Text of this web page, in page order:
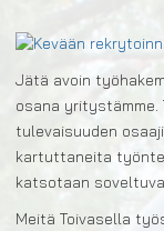
Jätä avoin
osana yritystämme.
tulevaisuuden
kartuttaneita
katsotaan
Meitä Toivasella